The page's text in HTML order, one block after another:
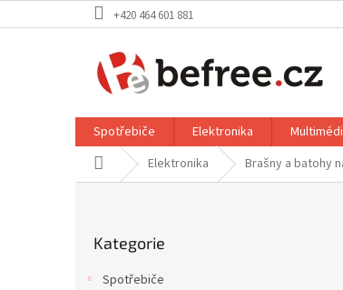
na
+420 464 601 881
Spotřebiče Elektronika
Domů Elektronika Brašny a batohy
kategorie
Kategorie
Spotřebiče